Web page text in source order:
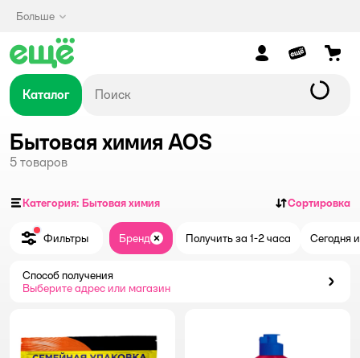
Больше
Каталог
Бытовая химия AOS
5 товаров
Категория: Бытовая химия Сортировка
Фильтры Бренд ЗакрытьПолучить за 1-2 часа Сегодня
Способ получения
Выберите адрес или магазин